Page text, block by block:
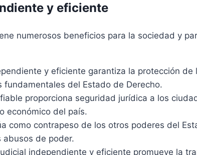
y eficiente
numerosos beneficios para la sociedad y
y eficiente garantiza la protección de
del Estado de Derecho.
proporciona seguridad jurídica a los
económico del país.
como contrapeso de los otros poderes del
abusos de poder.
independiente y eficiente promueve la